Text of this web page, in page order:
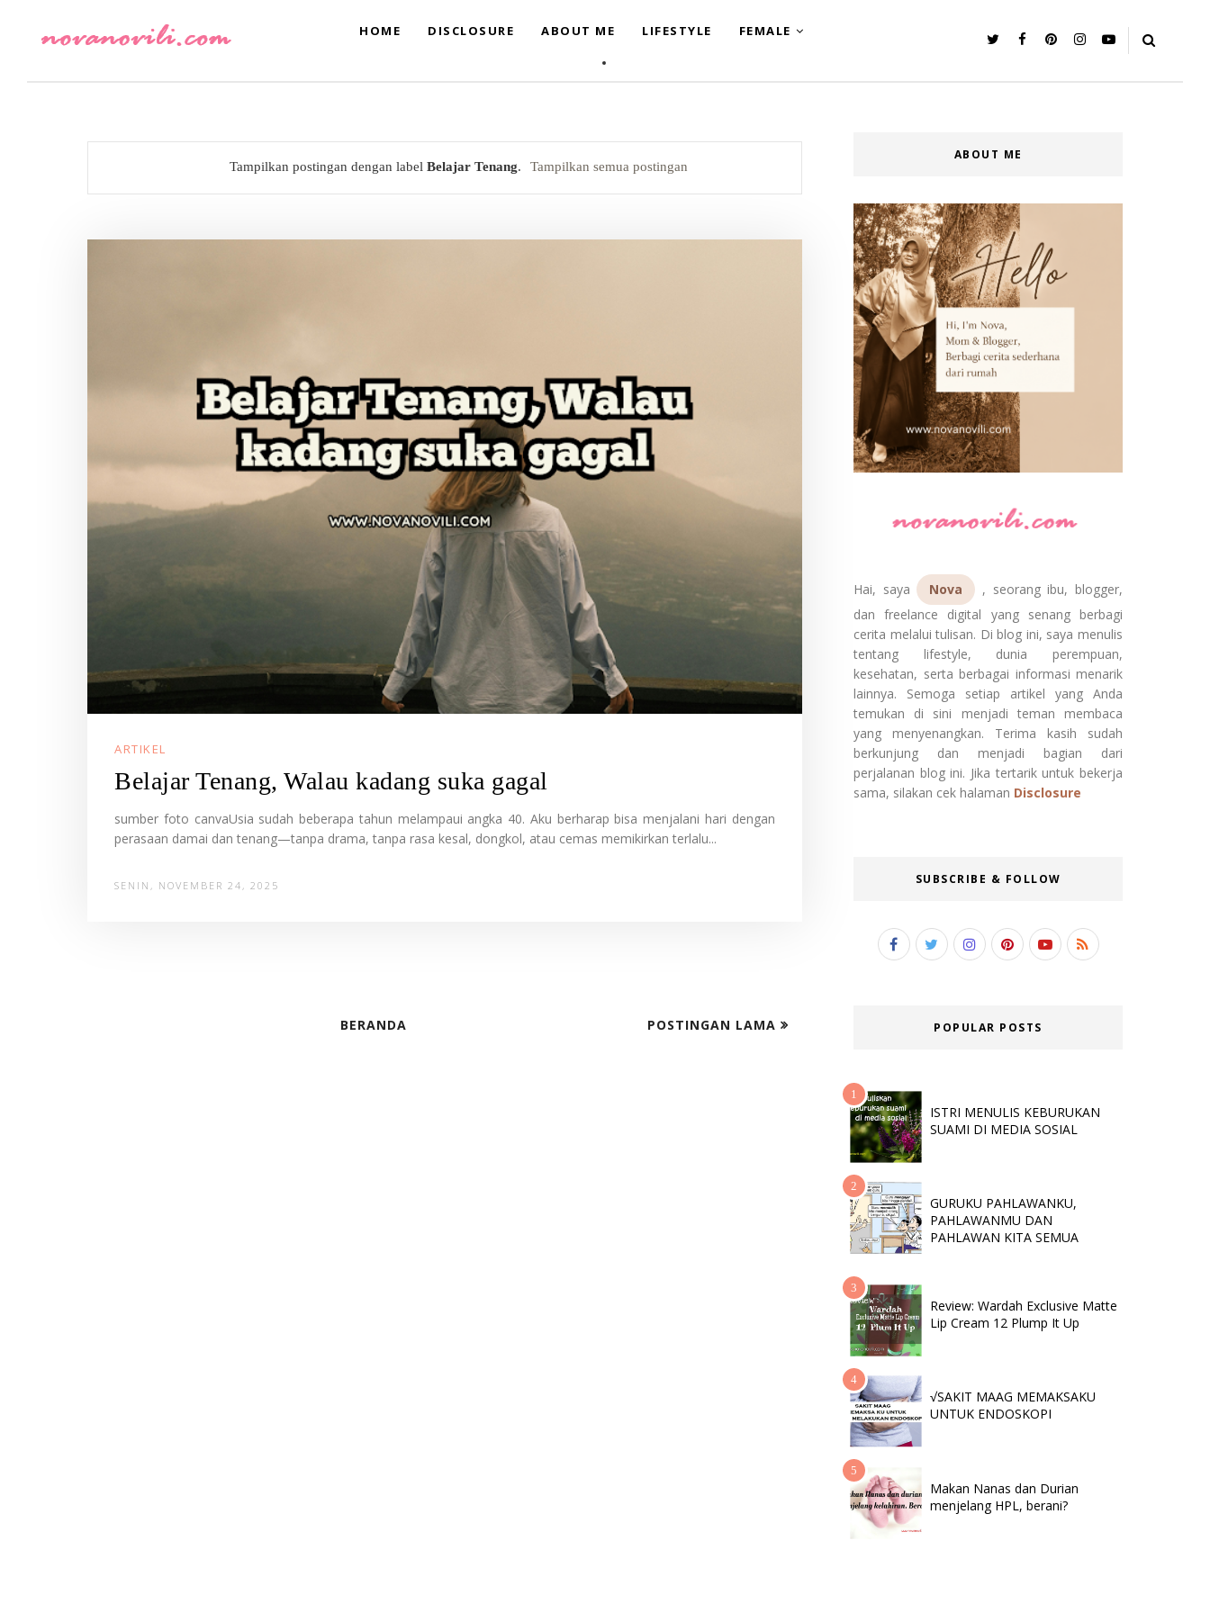
HOME DISCLOSURE ABOUT ME LIFESTYLE FEMALE
Tampilkan postingan dengan labelBelajar Tenang. Tampilkan semua postingan
ARTIKEL
Belajar Tenang, Walau kadang suka gagal
sumber foto canvaUsia sudah beberapa tahun melampaui angka 40. Aku berharap bisa menjalani hari dengan
perasaan damai dan tenang—tanpa drama, tanpa rasa kesal, dongkol, atau cemas memikirkan terlalu...
SENIN, NOVEMBER 24, 2025
POSTINGAN LAMA
BERANDA
ABOUT ME
Hai, saya Nova
, seorang ibu, blogger,
dan freelance digital yang senang berbagi
cerita melalui tulisan. Di blog ini, saya menulis
tentang lifestyle, dunia perempuan,
kesehatan, serta berbagai informasi menarik
lainnya. Semoga setiap artikel yang Anda
temukan di sini menjadi teman membaca
yang menyenangkan. Terima kasih sudah
berkunjung dan menjadi bagian dari
perjalanan blog ini. Jika tertarik untuk bekerja
sama, silakan cek halaman Disclosure
SUBSCRIBE & FOLLOW
POPULAR POSTS
ISTRI MENULIS KEBURUKAN
SUAMI DI MEDIA SOSIAL
GURUKU PAHLAWANKU,
PAHLAWANMU DAN
PAHLAWAN KITA SEMUA
Review: Wardah Exclusive Matte
Lip Cream 12 Plump It Up
√SAKIT MAAG MEMAKSAKU
UNTUK ENDOSKOPI
Makan Nanas dan Durian
menjelang HPL, berani?